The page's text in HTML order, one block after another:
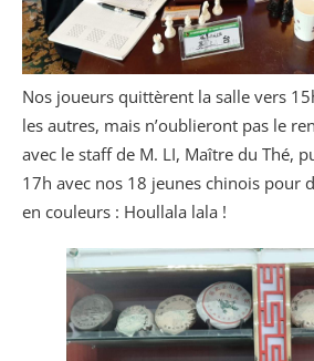
Nos joueurs quittèrent la salle vers
les autres, mais n’oublieront pas le
avec le staff de M. LI, Maître du Thé,
17h avec nos 18 jeunes chinois pour
en couleurs : Houllala lala !